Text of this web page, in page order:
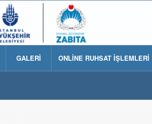
GALERİ ONLİNE RUHSAT İŞLEMLERİ